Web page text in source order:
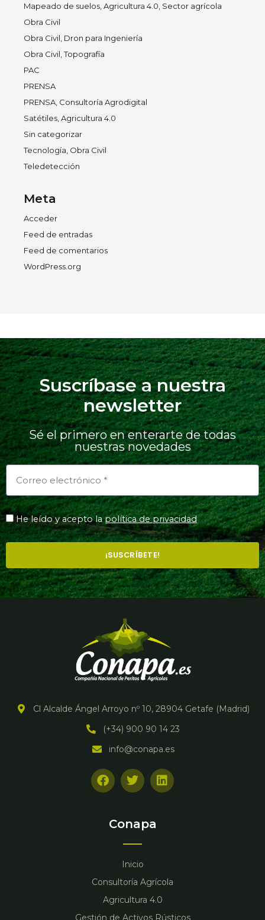
Mapeado de suelos, Agricultura 4.0, Sector agrícola
Obra Civil
Obra Civil, Dron para Ingeniería
Obra Civil, Topografía
PAC
PRENSA
PRENSA, Consultoría Agrodigital
Satétiles, Agricultura 4.0
Sin categorizar
Tecnología, Obra Civil
Teledetección
Meta
Acceder
Feed de entradas
Feed de comentarios
WordPress.org
Suscríbase a nuestra
newsletter
Sé el primero en enterarte de todas
nuestras novedades
He leído y acepto lapolítica de privacidad
¡SUSCRÍBETE!
Cl Alcalde Ángel Arroyo nº 10, 28904 Getafe (Madrid)
(+34) 900 90 14 23
info@conapa.es
F
a
b
T
w
t
r
L
i
Conapa
Inicio
Consultoría Agrícola
Agricultura 4.0
Gestión de Activos Rústicos